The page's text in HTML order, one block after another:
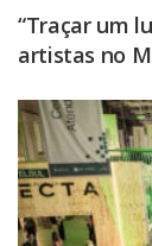
“Traçar um
artistas no